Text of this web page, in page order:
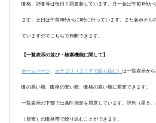
価格、評価等は毎日１回更新しています。月〜金は午前1時か
ます。土日は午前8時から11時に行っています。また各ホテル
ていますのでこちらで判断できます。
【一覧表示の並び・検索機能に関して】
ホームページ カテゴリ（エリアで絞り込む） は一覧表示か
価の高い順、価格の安い順、価格の高い順に変更できます。
一覧表示の下部では条件指定を用意しています。評判（星５
（目安）の価格帯で絞り込むことができます。